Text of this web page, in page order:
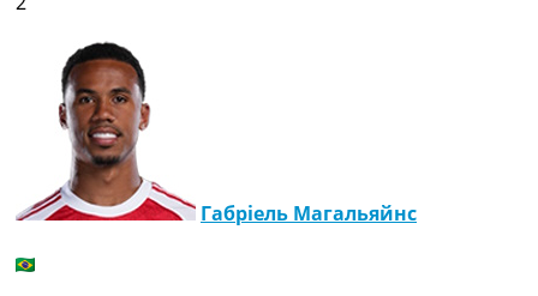
Габріель Магальяйнс